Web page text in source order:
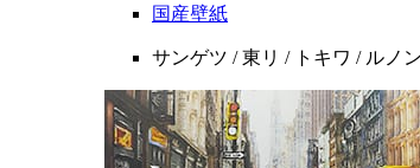
国産壁紙
サンゲツ / 東リ / トキワ / ルノ